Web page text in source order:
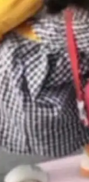
京ICP备2025119063号